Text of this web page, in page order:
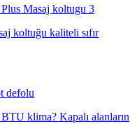
koltuğu kaliteli sıfır
klima? Kapalı alanların